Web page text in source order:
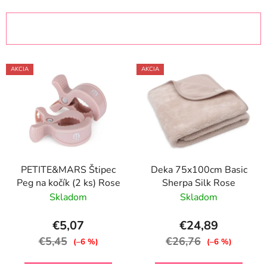
d
e
V
ý
AKCIA
PETITE&MARS Štipec
Peg na kočík (2 ks) Rose
Skladom
€5,07
€5,45 (–6 %)
AKCIA
Deka 75x100cm Basic
Sherpa Silk Rose
Skladom
€24,89
€26,76 (–6 %)